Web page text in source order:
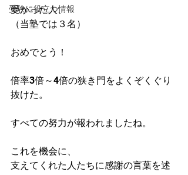
受験に役立つ情報
受かった人、
（当塾では３名）
おめでとう！
倍率3倍～4倍の狭き門をよくぞくぐり
抜けた。
すべての努力が報われましたね。
これを機会に、
支えてくれた人たちに感謝の言葉を述